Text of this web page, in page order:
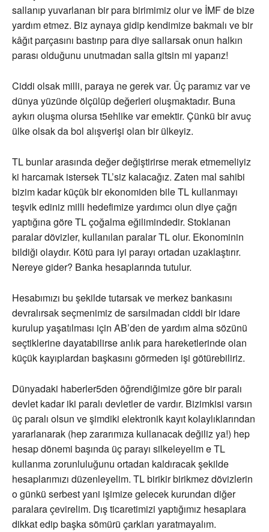
sallanıp yuvarlanan bir para birimimiz olur ve İMF de bize
yardım etmez. Biz aynaya gidip kendimize bakmalı ve bir
kâğıt parçasını bastırıp para diye sallarsak onun halkın
parası olduğunu unutmadan salla gitsin mi yaparız!
Ciddi olsak milli, paraya ne gerek var. Üç paramız var ve
dünya yüzünde ölçülüp değerleri oluşmaktadır. Buna
aykırı oluşma olursa t5ehlike var emektir. Çünkü bir avuç
ülke olsak da bol alışverişi olan bir ülkeyiz.
TL bunlar arasında değer değiştirirse merak etmemeliyiz
ki harcamak istersek TL’siz kalacağız. Zaten mal sahibi
bizim kadar küçük bir ekonomiden bile TL kullanmayı
teşvik ediniz milli hedefimize yardımcı olun diye çağrı
yaptığına göre TL çoğalma eğilimindedir. Stoklanan
paralar dövizler, kullanılan paralar TL olur. Ekonominin
bildiği olaydır. Kötü para iyi parayı ortadan uzaklaştırır.
Nereye gider? Banka hesaplarında tutulur.
Hesabımızı bu şekilde tutarsak ve merkez bankasını
devralırsak seçmenimiz de sarsılmadan ciddi bir idare
kurulup yaşatılması için AB’den de yardım alma sözünü
seçtiklerine dayatabilirse anlık para hareketlerinde olan
küçük kayıplardan başkasını görmeden işi götürebiliriz.
Dünyadaki haberler5den öğrendiğimize göre bir paralı
devlet kadar iki paralı devletler de vardır. Bizimkisi varsın
üç paralı olsun ve şimdiki elektronik kayıt kolaylıklarından
yararlanarak (hep zararımıza kullanacak değiliz ya!) hep
hesap dönemi başında üç parayı silkeleyelim e TL
kullanma zorunluluğunu ortadan kaldıracak şekilde
hesaplarımızı düzenleyelim. TL birikir birikmez dövizlerin
o günkü serbest yani işimize gelecek kurundan diğer
paralara çevirelim. Dış ticaretimizi yaptığımız hesaplara
dikkat edip başka sömürü çarkları yaratmayalım.